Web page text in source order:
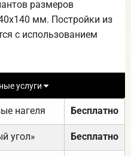
размеров
мм. Постройки из
с использованием
услуги
нагеля Бесплатно
угол» Бесплатно